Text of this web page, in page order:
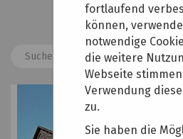
fortlaufend
können,
notwendige
die weitere
Webseite
Verwendung
zu.
Sie haben die